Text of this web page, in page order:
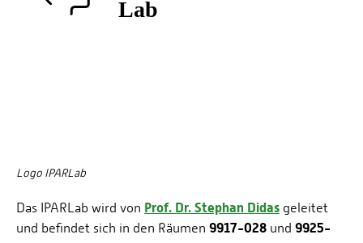
Energieeffizienzrecht und Klimaschutzrecht (IREK)
Nationalparkforschung
Örtlicher Personalrat
Logo IPARLab
Das IPARLab wird von Prof. Dr. Stephan Didas geleitet
und befindet sich in den Räumen 9917-028 und 9925-